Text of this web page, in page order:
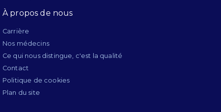
À propos de nous
Carrière
Nos médecins
Ce qui nous distingue, c'est la qualité
Contact
Politique de cookies
Plan du site